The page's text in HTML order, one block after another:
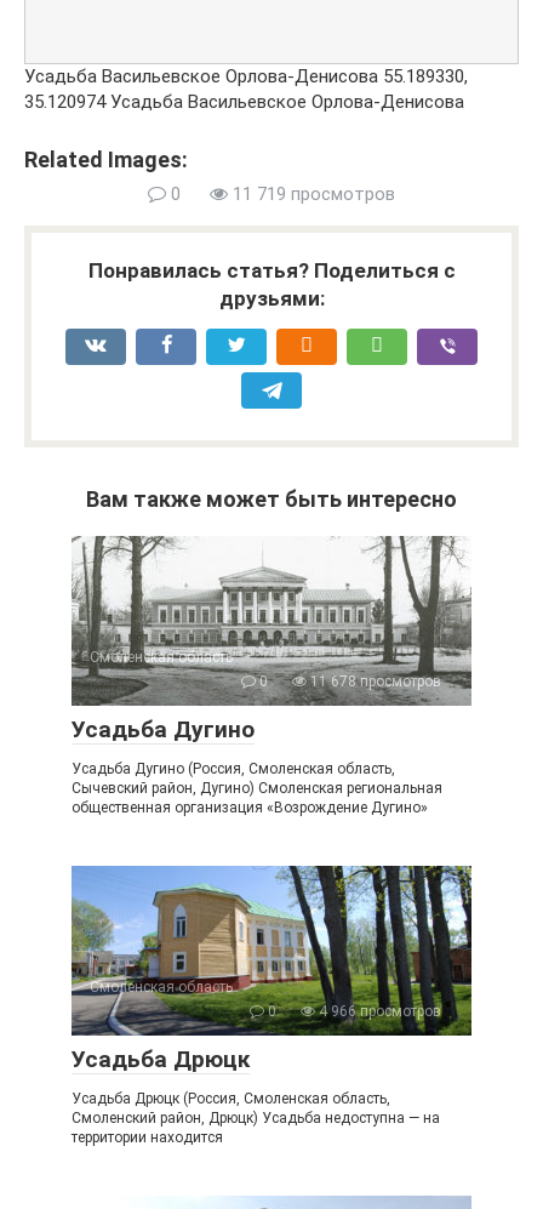
Усадьба Васильевское Орлова-Денисова 55.189330,
35.120974 Усадьба Васильевское Орлова-Денисова
Related Images:
0 11 719 просмотров
Понравилась статья? Поделиться с
друзьями:
Вам также может быть интересно
Смоленская область
0
11 678 просмотров
Усадьба Дугино
Усадьба Дугино (Россия, Смоленская область,
Сычевский район, Дугино) Смоленская региональная
общественная организация «Возрождение Дугино»
Смоленская область
0
4 966 просмотров
Усадьба Дрюцк
Усадьба Дрюцк (Россия, Смоленская область,
Смоленский район, Дрюцк) Усадьба недоступна — на
территории находится